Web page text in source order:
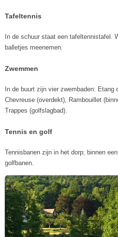
Tafeltennis
In de schuur staat een tafeltennistafel.
balletjes meenemen.
Zwemmen
In de buurt zijn vier zwembaden: Etang
Chevreuse (overdekt), Rambouillet
Trappes (golfslagbad).
Tennis en golf
Tennisbanen zijn in het dorp; binnen
golfbanen.